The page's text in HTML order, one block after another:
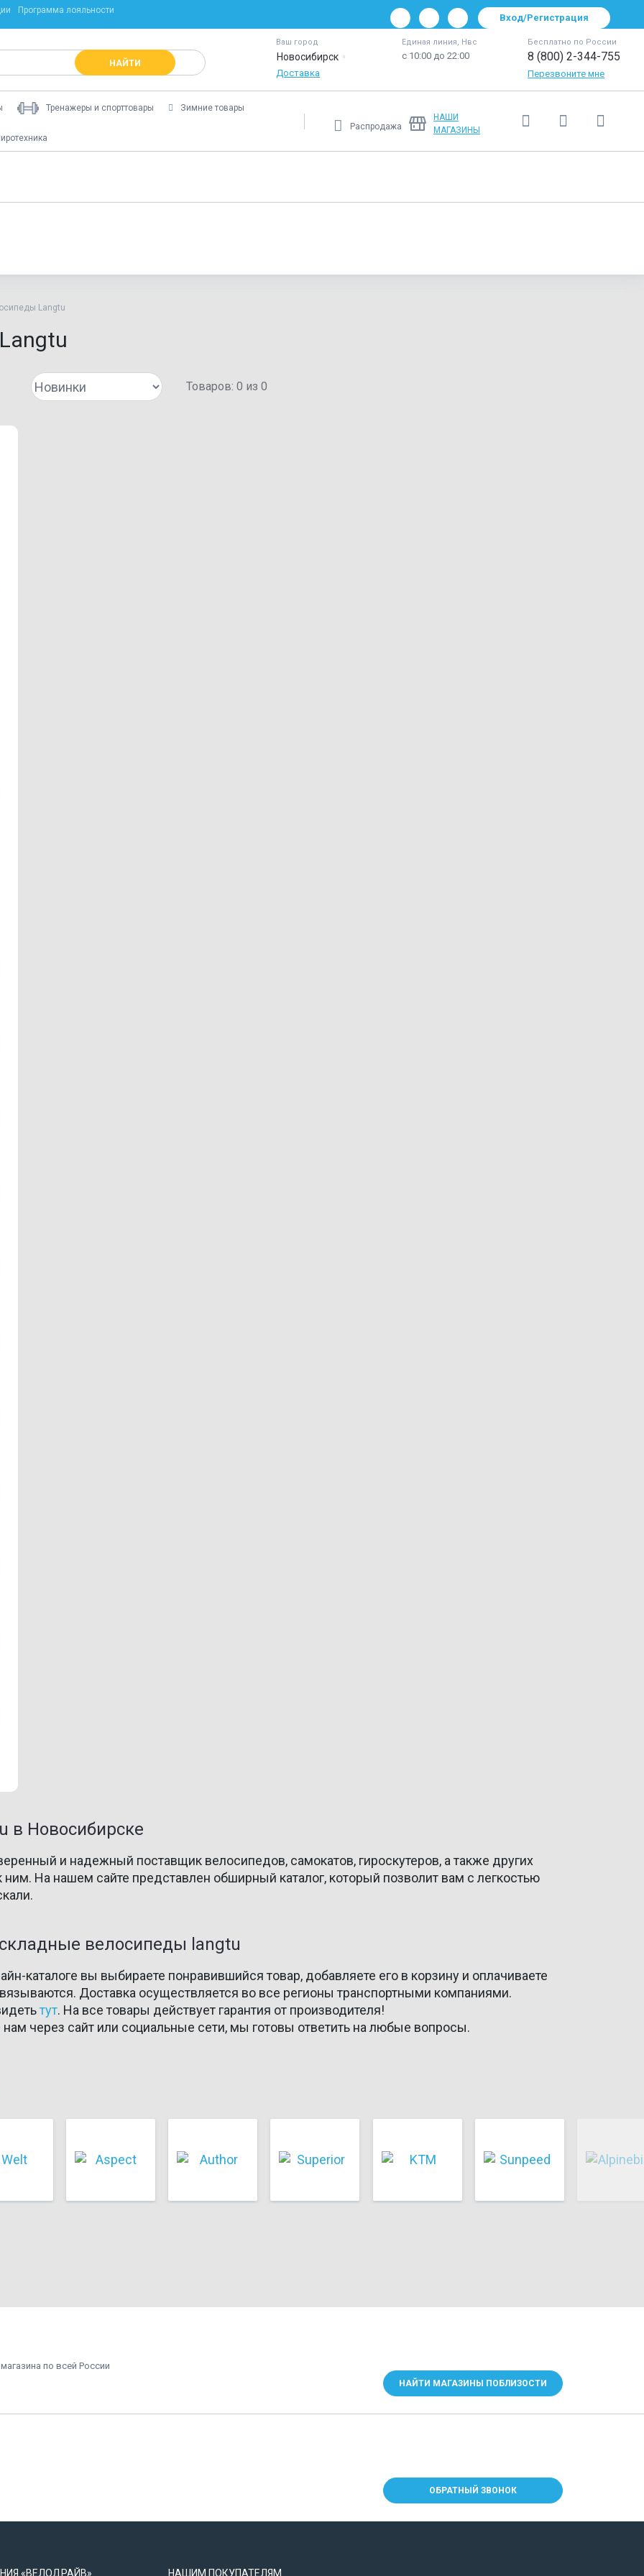
Программа лояльности
Вход/Регистрация
НАЙТИ
Ваш город
Новосибирск
Доставка
Единая линия, Нвс
с 10:00 до 22:00
Бесплатно по России
8 (800) 2-344-755
Перезвоните мне
Тренажеры и спорттовары Зимние товары
Распродажа
НАШИ
МАГАЗИНЫ
Langtu
Товаров: 0 из 0
в Новосибирске
и надежный поставщик велосипедов, самокатов, гироскутеров, а также других
На нашем сайте представлен обширный каталог, который позволит вам с легкостью
велосипеды langtu
каталоге вы выбираете понравившийся товар, добавляете его в корзину и оплачиваете
Доставка осуществляется во все регионы транспортными компаниями.
тут. На все товары действует гарантия от производителя!
через сайт или социальные сети, мы готовы ответить на любые вопросы.
по всей России
НАЙТИ МАГАЗИНЫ ПОБЛИЗОСТИ
ОБРАТНЫЙ ЗВОНОК
«ВЕЛОДРАЙВ» НАШИМ ПОКУПАТЕЛЯМ